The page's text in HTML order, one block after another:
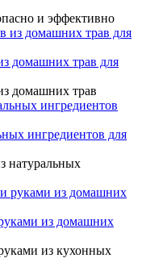
и эффективно
домашних трав для
домашних трав
ингредиентов для
натуральных
из домашних
из кухонных